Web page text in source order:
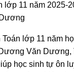
lớp 11 năm 2025-
lớp 11 năm
Văn Dương,
học sinh tự ôn